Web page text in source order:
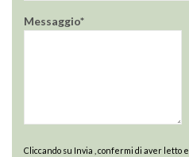
Messaggio*
Cliccando su Invia , confermi di aver letto e